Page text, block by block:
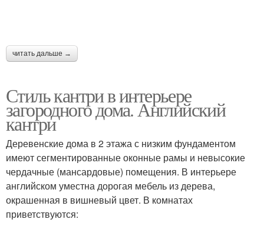
читать дальше →
Стиль кантри в интерьере
загородного дома. Английский
кантри
Деревенские дома в 2 этажа с низким фундаментом
имеют сегментированные оконные рамы и невысокие
чердачные (мансардовые) помещения. В интерьере
английском уместна дорогая мебель из дерева,
окрашенная в вишневый цвет. В комнатах
приветствуются: